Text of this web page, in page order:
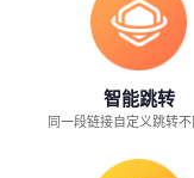
智能跳转
同一段链接自定义跳转